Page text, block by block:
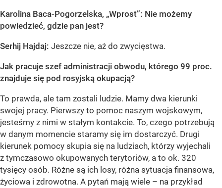
Karolina Baca-Pogorzelska, „Wprost”: Nie możemy
powiedzieć, gdzie pan jest?
Serhij Hajdaj: Jeszcze nie, aż do zwycięstwa.
Jak pracuje szef administracji obwodu, którego 99 proc.
znajduje się pod rosyjską okupacją?
To prawda, ale tam zostali ludzie. Mamy dwa kierunki
swojej pracy. Pierwszy to pomoc naszym wojskowym,
jesteśmy z nimi w stałym kontakcie. To, czego potrzebują
w danym momencie staramy się im dostarczyć. Drugi
kierunek pomocy skupia się na ludziach, którzy wyjechali
z tymczasowo okupowanych terytoriów, a to ok. 320
tysięcy osób. Różne są ich losy, różna sytuacja finansowa,
życiowa i zdrowotna. A pytań mają wiele – na przykład